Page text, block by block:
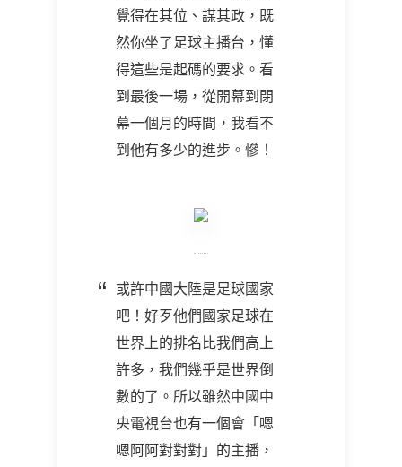
覺得在其位、謀其政，既
然你坐了足球主播台，懂
得這些是起碼的要求。看
到最後一場，從開幕到閉
幕一個月的時間，我看不
到他有多少的進步。慘！
或許中國大陸是足球國家
吧！好歹他們國家足球在
世界上的排名比我們高上
許多，我們幾乎是世界倒
數的了。所以雖然中國中
央電視台也有一個會「嗯
嗯阿阿對對對」的主播，